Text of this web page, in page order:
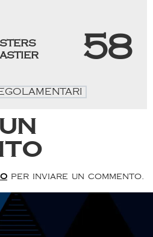
58
per inviare un commento.